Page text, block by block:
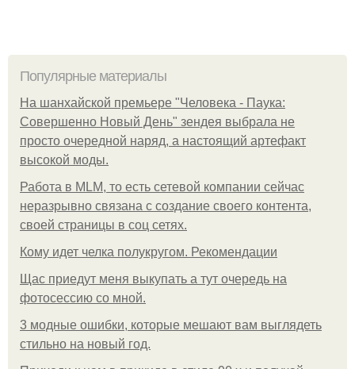
Популярные материалы
На шанхайской премьере "Человека - Паука:
Совершенно Новый День" зендея выбрала не
просто очередной наряд, а настоящий артефакт
высокой моды.
Работа в MLM, то есть сетевой компании сейчас
неразрывно связана с создание своего контента,
своей страницы в соц сетях.
Кому идет челка полукругом. Рекомендации
Щас приедут меня выкупать а тут очередь на
фотосессию со мной.
3 модные ошибки, которые мешают вам выглядеть
стильно на новый год.